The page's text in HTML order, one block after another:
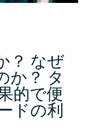
？ なぜ
か？ タ
的で便
ドの利